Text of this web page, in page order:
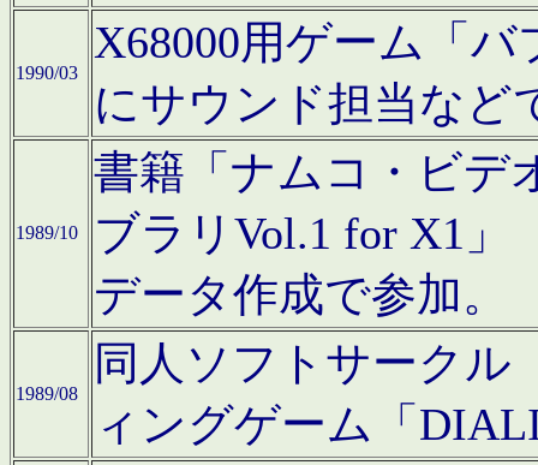
1990/03
X68000用ゲーム「
にサウンド担当など
1989/10
書籍「ナムコ・ビデ
ブラリVol.1 for X1」
データ作成で参加。
1989/08
同人ソフトサークル
ィングゲーム「